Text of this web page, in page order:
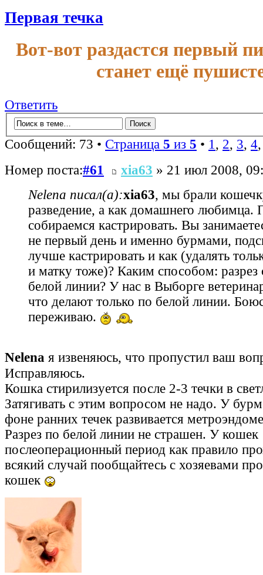
Первая течка
Вот-вот раздастся первый
станет ещё
Ответить
Сообщений: 73 • Страница 5 из 5 • 1 , 2, 3, 4
Номер поста:#61 xia63 » 21 июл 2008,
Nelena писал(а):xia63, мы брали
разведение, а как домашнего любимца.
собираемся кастрировать. Вы
не первый день и именно бурмами,
лучше кастрировать и как (удалять
и матку тоже)? Каким способом: разрез
белой линии? У нас в Выборге
что делают только по белой линии.
переживаю.
Nelena я извеняюсь, что пропустил ваш
Исправляюсь.
Кошка стирилизуется после 2-3 течки в
Затягивать с этим вопросом не надо. У
фоне ранних течек развивается
Разрез по белой линии не страшен. У кошек
послеоперационный период как правило
всякий случай пообщайтесь с хозяевами
кошек